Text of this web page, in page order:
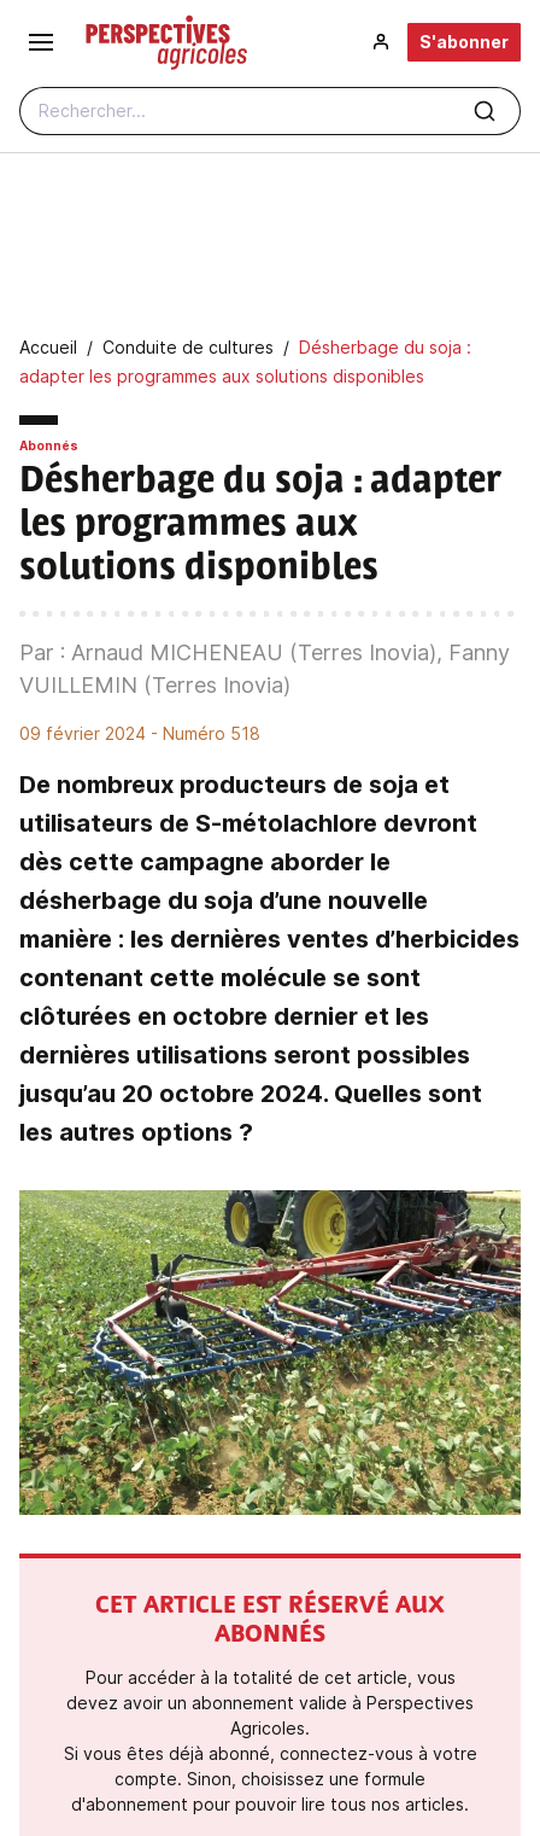
Aller au contenu principal
Rechercher...
S'abonner
Fil d'Ariane
Accueil Conduite de cultures
Désherbage du soja :
adapter les programmes aux solutions disponibles
Abonnés
Désherbage du soja : adapter
les programmes aux
solutions disponibles
Par : Arnaud MICHENEAU (Terres Inovia), Fanny
VUILLEMIN (Terres Inovia)
09 février 2024 - Numéro 518
De nombreux producteurs de soja et
utilisateurs de S-métolachlore devront
dès cette campagne aborder le
désherbage du soja d’une nouvelle
manière : les dernières ventes d’herbicides
contenant cette molécule se sont
clôturées en octobre dernier et les
dernières utilisations seront possibles
jusqu’au 20 octobre 2024. Quelles sont
les autres options ?
CET ARTICLE EST RÉSERVÉ AUX
ABONNÉS
Pour accéder à la totalité de cet article, vous
devez avoir un abonnement valide à Perspectives
Agricoles.
Si vous êtes déjà abonné, connectez-vous à votre
compte. Sinon, choisissez une formule
d'abonnement pour pouvoir lire tous nos articles.